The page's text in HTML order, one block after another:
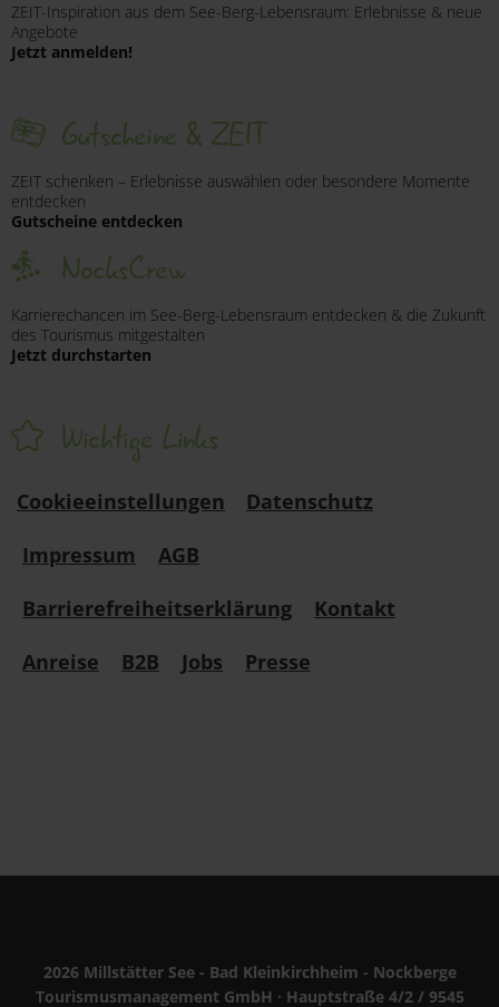
ZEIT-Inspiration aus dem See-Berg-Lebensraum: Erlebnisse & neue
Angebote
Jetzt anmelden!
Gutscheine & ZEIT
ZEIT schenken – Erlebnisse auswählen oder besondere Momente
entdecken
Gutscheine entdecken
NocksCrew
Karrierechancen im See-Berg-Lebensraum entdecken & die Zukunft
des Tourismus mitgestalten
Jetzt durchstarten
Wichtige Links
Cookieeinstellungen
Datenschutz
Impressum
AGB
Barrierefreiheitserklärung
Kontakt
Anreise
B2B Jobs Presse
2026 Millstätter See - Bad Kleinkirchheim - Nockberge
Tourismusmanagement GmbH · Hauptstraße 4/2 / 9545